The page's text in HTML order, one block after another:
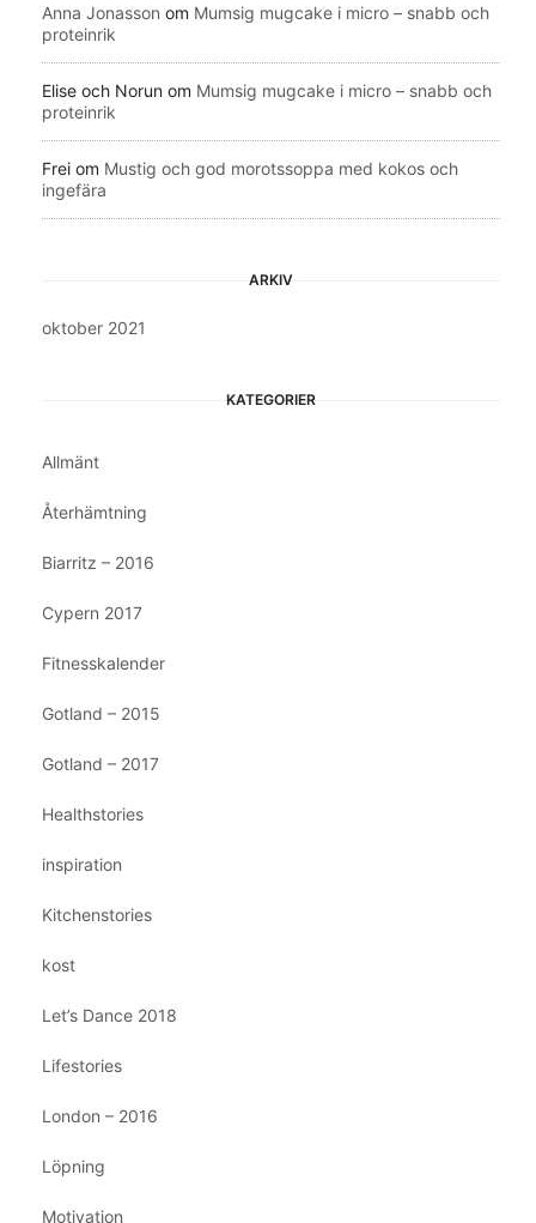
Anna Jonasson om Mumsig mugcake i micro – snabb och
proteinrik
Elise och Norun om Mumsig mugcake i micro – snabb och
proteinrik
Frei om Mustig och god morotssoppa med kokos och
ingefära
ARKIV
oktober 2021
KATEGORIER
Allmänt
Återhämtning
Biarritz – 2016
Cypern 2017
Fitnesskalender
Gotland – 2015
Gotland – 2017
Healthstories
inspiration
Kitchenstories
kost
Let’s Dance 2018
Lifestories
London – 2016
Löpning
Motivation